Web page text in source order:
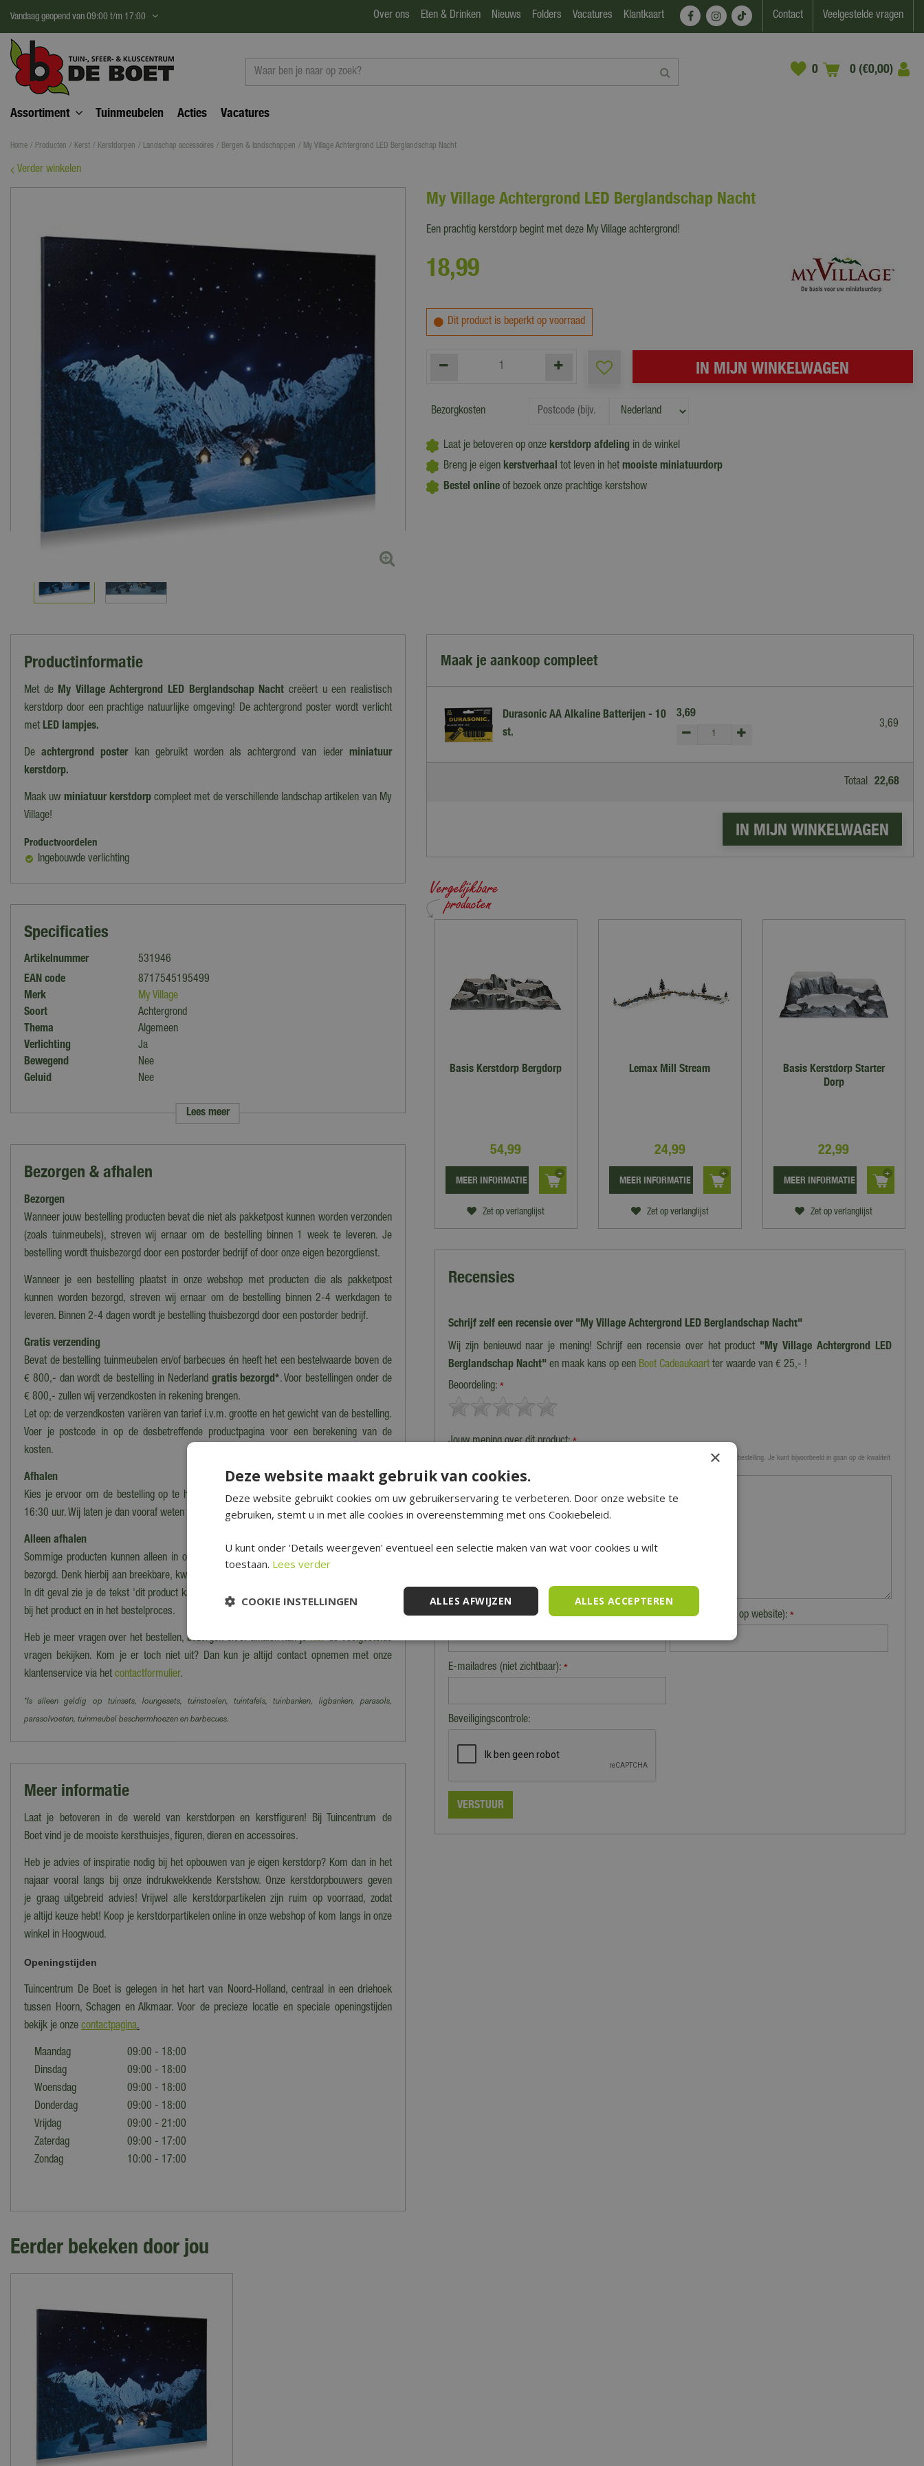
content
Home Producten Kerst Kerstdorpen Landschap accessoires Bergen & landschappen My Village Achtergrond LED Berglandschap Nacht
Vandaag geopend van 09:00 t/m 17:00 Over ons Eten & Drinken Nieuws Folders Vacatures Klantkaart Contact Veelgestelde vragen
0 (€0,00)
Assortiment Tuinmeubelen Acties Vacatures
Verder winkelen
My Village Achtergrond LED Berglandschap Nacht
Een prachtig kerstdorp begint met deze My Village achtergrond!
18,99
Dit product is beperkt op voorraad
Bezorgkosten
Laat je betoveren op onze kerstdorp afdeling in de winkel
Breng je eigen kerstverhaal tot leven in het mooiste miniatuurdorp
Bestel online of bezoek onze prachtige kerstshow
Productinformatie
Met de My Village Achtergrond LED Berglandschap Nacht creëert u een realistisch
kerstdorp door een prachtige natuurlijke omgeving! De achtergrond poster wordt verlicht
met LED lampjes.
Deachtergrond poster kan gebruikt worden als achtergrond van ieder miniatuur
kerstdorp.
Maak uw miniatuur kerstdorpcompleet met de verschillende landschap artikelen van My
Village!
Productvoordelen
Ingebouwde verlichting
Specificaties
Artikelnummer
531946
EAN code
8717545195499
Merk
My Village
Soort
Achtergrond
Thema
Algemeen
Verlichting
Ja
Bewegend
Nee
Geluid
Nee
Breedte
56 cm
Introductiejaar
2022
Lees meer
Bezorgen & afhalen
Bezorgen
Wanneer jouw bestelling producten bevat die niet als pakketpost kunnen worden verzonden
(zoals tuinmeubels), streven wij ernaar om de bestelling binnen 1 week te leveren. Je
bestelling wordt thuisbezorgd door een postorder bedrijf of door onze eigen bezorgdienst.
Wanneer je een bestelling plaatst in onze webshop met producten die als pakketpost
kunnen worden bezorgd, streven wij ernaar om de bestelling binnen 2-4 werkdagen te
leveren. Binnen 2-4 dagen wordt je bestelling thuisbezorgd door een postorder bedrijf.
Gratis verzending
Bevat de bestelling tuinmeubelen en/of barbecues én heeft het een bestelwaarde boven de
€ 800,- dan wordt de bestelling in Nederland gratis bezorgd*. Voor bestellingen onder de
€ 800,- zullen wij verzendkosten in rekening brengen.
Let op: de verzendkosten variëren van tarief i.v.m. grootte en het gewicht van de bestelling.
Voer je postcode in op de desbetreffende productpagina voor een berekening van de
kosten.
Afhalen
Kies je ervoor om de bestelling op te halen in ons magazijn/onze winkel dan kan dat tot
16:30 uur. Wij laten je dan vooraf weten wanneer en waar de bestelling precies klaarstaat.
Alleen afhalen
Sommige producten kunnen alleen in onze winkel worden afgehaald en worden dus niet
bezorgd. Denk hierbij aan breekbare, kwetsbare, zware of moeilijk te vervoeren producten.
In dit geval zie je de tekst 'dit product kan alleen worden opgehaald, niet verzonden' staan
bij het product en in het bestelproces.
Heb je meer vragen over het bestellen, bezorgen en/of afhalen kun jehierde veelgestelde
vragen bekijken. Kom je er toch niet uit? Dan kun je altijd contact opnemen met onze
klantenservice via het contactformulier.
*Is alleen geldig op tuinsets, loungesets, tuinstoelen, tuintafels, tuinbanken, ligbanken, parasols,
parasolvoeten, tuinmeubel beschermhoezen en barbecues.
Meer informatie
Laat je betoveren in de wereld van kerstdorpen en kerstfiguren! Bij Tuincentrum de
Boet vind je de mooiste kersthuisjes, figuren, dieren en accessoires.
Heb je advies of inspiratie nodig bij het opbouwen van je eigen kerstdorp? Kom dan in het
najaar vooral langs bij onze indrukwekkende Kerstshow. Onze kerstdorpbouwers geven
je graag uitgebreid advies! Vrijwel alle kerstdorpartikelen zijn ruim op voorraad, zodat
je altijd keuze hebt! Koop je kerstdorpartikelen online in onze webshop of kom langs in onze
winkel in Hoogwoud.
Openingstijden
Tuincentrum De Boet is gelegen in het hart van Noord-Holland, centraal in een driehoek
tussen Hoorn, Schagen en Alkmaar. Voor de precieze locatie en speciale openingstijden
bekijk je onze contactpagina.
Maandag
09:00 - 18:00
Dinsdag
09:00 - 18:00
Woensdag
09:00 - 18:00
Donderdag
09:00 - 18:00
Vrijdag
09:00 - 21:00
Zaterdag
09:00 - 17:00
Zondag
10:00 - 17:00
Maak je aankoop compleet
Durasonic AA Alkaline Batterijen - 10
st.
3,69
3,69
Totaal 22,68
Basis Kerstdorp Bergdorp
54,99
Zet op verlanglijst
MEER INFORMATIE
Lemax Mill Stream
24,99
Zet op verlanglijst
MEER INFORMATIE
Basis Kerstdorp Starter
Dorp
22,99
Zet op verlanglijst
MEER INFORMATIE
Recensies
Schrijf zelf een recensie over "My Village Achtergrond LED Berglandschap Nacht"
Wij zijn benieuwd naar je mening! Schrijf een recensie over het product "My Village Achtergrond LED
Berglandschap Nacht"en maak kans op een Boet Cadeaukaartter waarde van € 25,- !
Beoordeling: *
Jouw mening over dit product:*
Let op: deze recensie gaat over het product en niet over ons tuincentrum, de service of levering van je bestelling. Je kunt bijvoorbeeld in gaan op de kwaliteit
Naam (zichtbaar op website):* Plaats (zichtbaar op website):*
E-mailadres (niet zichtbaar): *
Beveiligingscontrole:
Eerder bekeken door jou
×
Deze website maakt gebruik van cookies.
Deze website gebruikt cookies om uw gebruikerservaring te verbeteren. Door onze website te
gebruiken, stemt u in met alle cookies in overeenstemming met ons Cookiebeleid.
U kunt onder 'Details weergeven' eventueel een selectie maken van wat voor cookies u wilt
toestaan. Lees verder
ALLES ACCEPTEREN
ALLES AFWIJZEN
COOKIE INSTELLINGEN